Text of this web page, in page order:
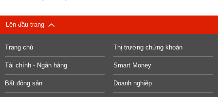
Lên đầu trang
Trang chủ Thị trường chứng khoán
Tài chính - Ngân hàng Smart Money
Bất động sản Doanh nghiệp